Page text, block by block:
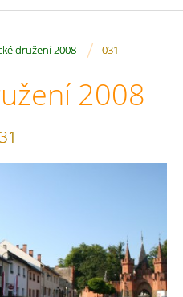
družení 2008 / 031
2008